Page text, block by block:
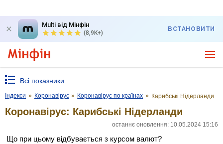
Multi від Мінфін
(8,9K+)
ВСТАНОВИТИ
Всі показники
Індекси » Коронавірус » Коронавірус по країнах » Карибські Нідерланди
Коронавірус: Карибські Нідерланди
останнє оновлення: 10.05.2024 15:16
Що при цьому відбувається з курсом валют?